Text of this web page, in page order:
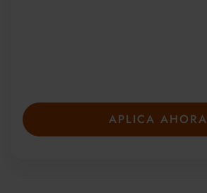
APLICA AHORA